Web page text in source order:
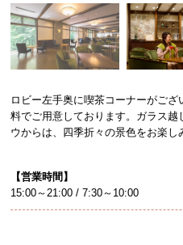
ロビー左手奥に喫茶コーナーがご
料でご用意しております。ガラス
ウからは、四季折々の景色をお楽し
【営業時間】
15:00～21:00 / 7:30～10:00